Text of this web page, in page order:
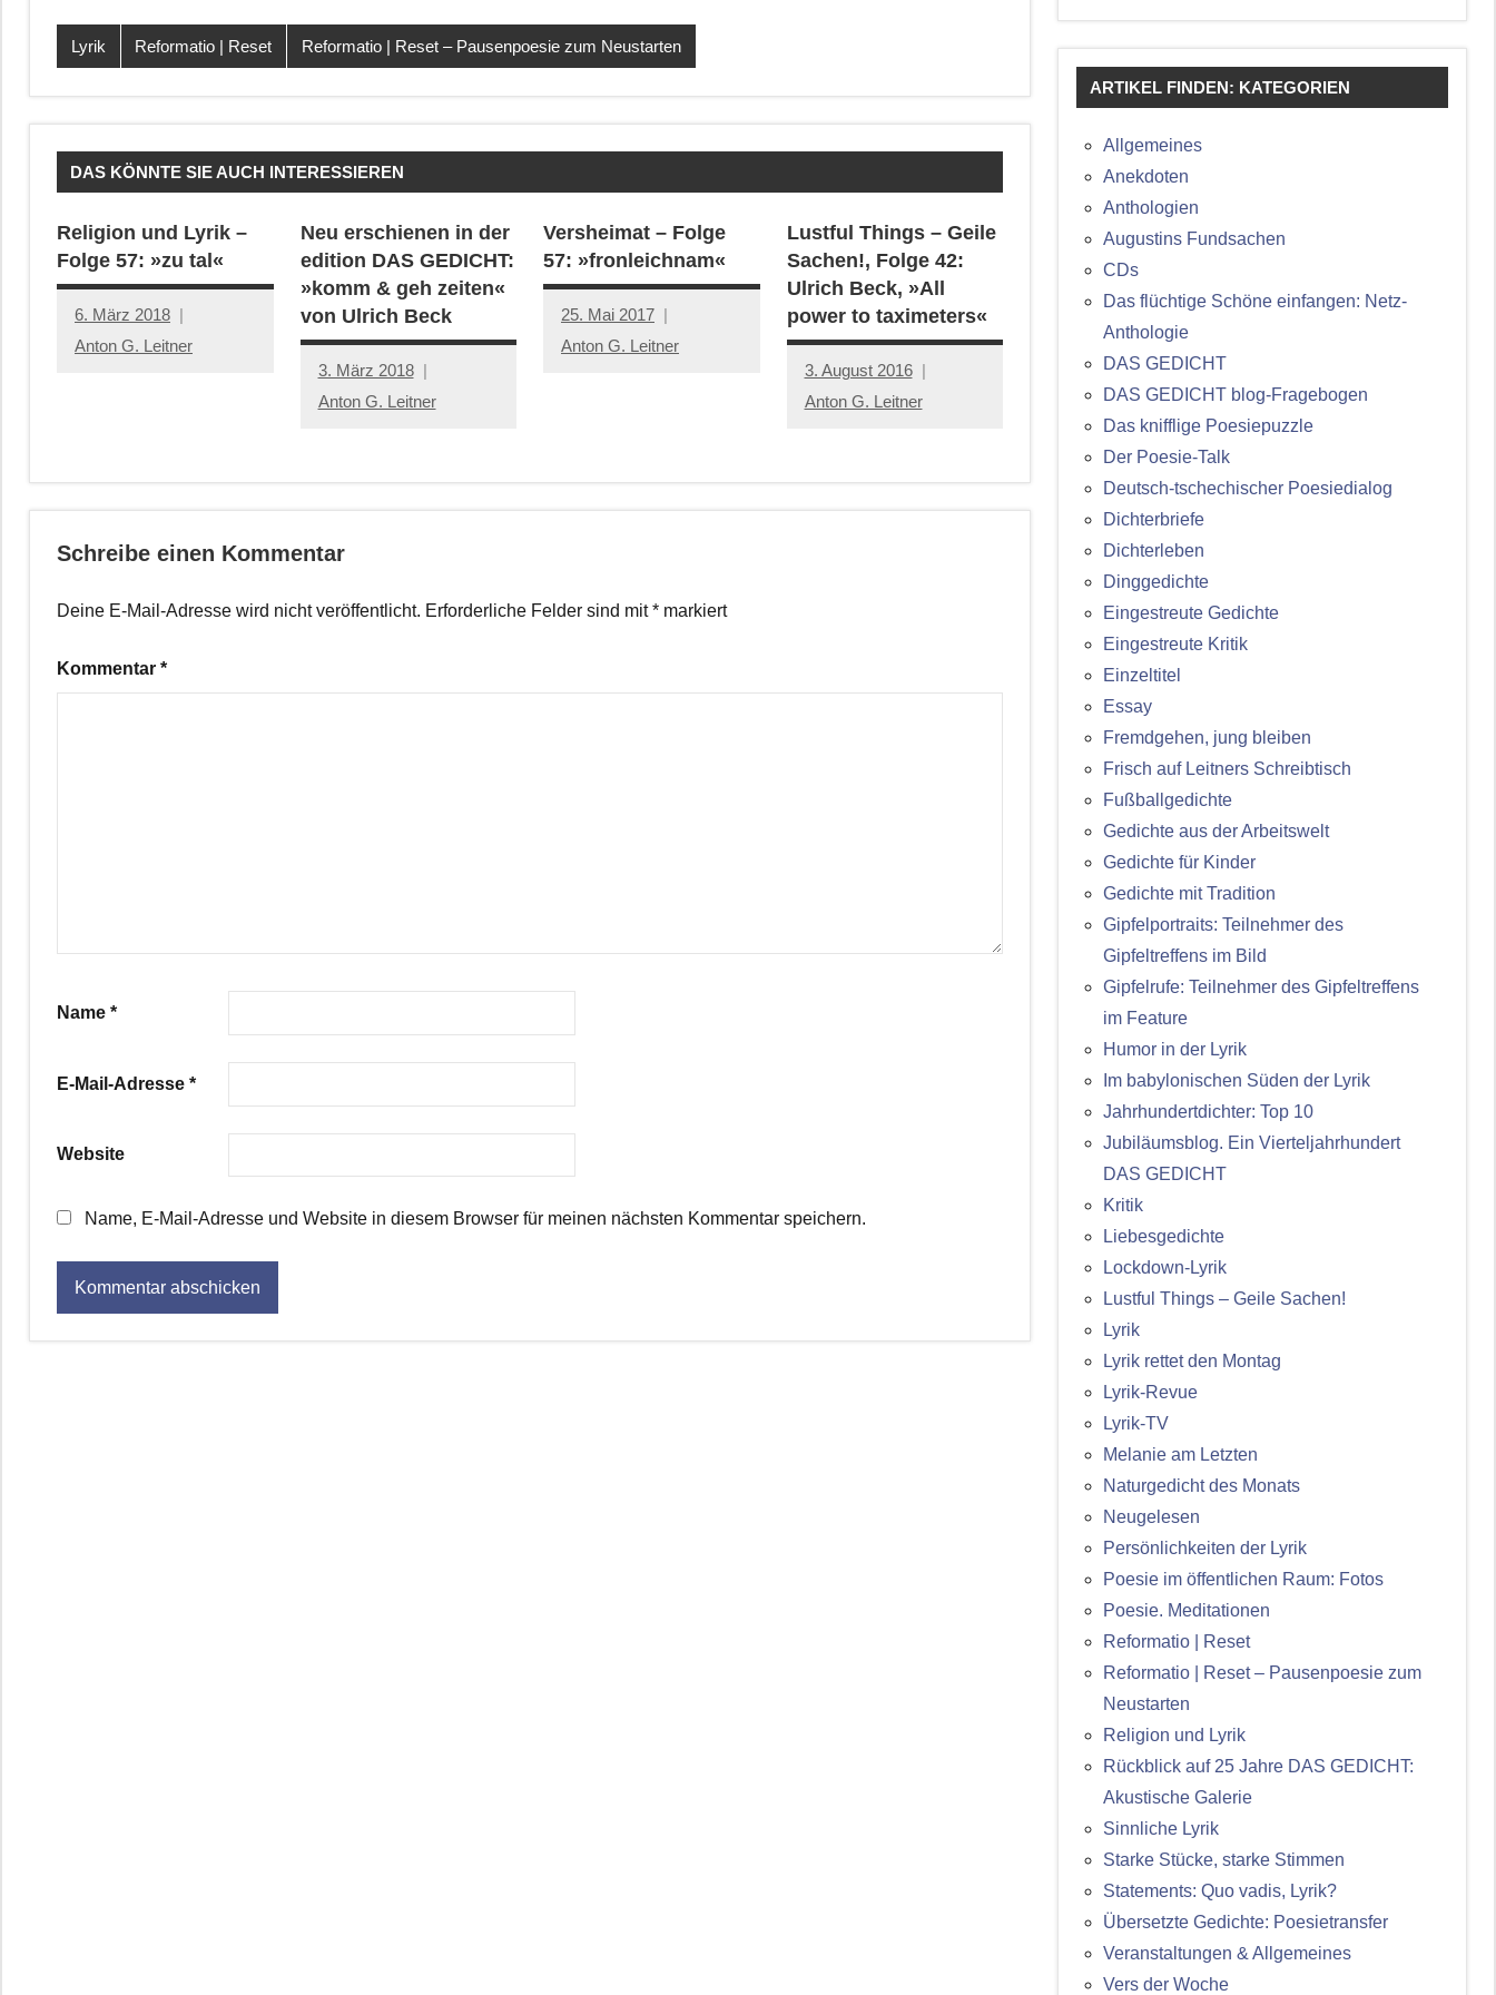
Lyrik Reformatio | Reset Reformatio | Reset – Pausenpoesie zum Neustarten
DAS KÖNNTE SIE AUCH INTERESSIEREN
Religion und Lyrik –
Folge 57: »zu tal«
6. März 2018
Anton G. Leitner
Neu erschienen in der
edition DAS GEDICHT:
»komm & geh zeiten«
von Ulrich Beck
3. März 2018
Anton G. Leitner
Versheimat – Folge
57: »fronleichnam«
25. Mai 2017
Anton G. Leitner
Lustful Things – Geile
Sachen!, Folge 42:
Ulrich Beck, »All
power to taximeters«
3. August 2016
Anton G. Leitner
Schreibe einen Kommentar
Deine E-Mail-Adresse wird nicht veröffentlicht. Erforderliche Felder sind mit* markiert
Kommentar *
Name *
E-Mail-Adresse *
Website
Name, E-Mail-Adresse und Website in diesem Browser für meinen nächsten Kommentar speichern.
ARTIKEL FINDEN: KATEGORIEN
Allgemeines
Anekdoten
Anthologien
Augustins Fundsachen
CDs
Das flüchtige Schöne einfangen: Netz-
Anthologie
DAS GEDICHT
DAS GEDICHT blog-Fragebogen
Das knifflige Poesiepuzzle
Der Poesie-Talk
Deutsch-tschechischer Poesiedialog
Dichterbriefe
Dichterleben
Dinggedichte
Eingestreute Gedichte
Eingestreute Kritik
Einzeltitel
Essay
Fremdgehen, jung bleiben
Frisch auf Leitners Schreibtisch
Fußballgedichte
Gedichte aus der Arbeitswelt
Gedichte für Kinder
Gedichte mit Tradition
Gipfelportraits: Teilnehmer des
Gipfeltreffens im Bild
Gipfelrufe: Teilnehmer des Gipfeltreffens
im Feature
Humor in der Lyrik
Im babylonischen Süden der Lyrik
Jahrhundertdichter: Top 10
Jubiläumsblog. Ein Vierteljahrhundert
DAS GEDICHT
Kritik
Liebesgedichte
Lockdown-Lyrik
Lustful Things – Geile Sachen!
Lyrik
Lyrik rettet den Montag
Lyrik-Revue
Lyrik-TV
Melanie am Letzten
Naturgedicht des Monats
Neugelesen
Persönlichkeiten der Lyrik
Poesie im öffentlichen Raum: Fotos
Poesie. Meditationen
Reformatio | Reset
Reformatio | Reset – Pausenpoesie zum
Neustarten
Religion und Lyrik
Rückblick auf 25 Jahre DAS GEDICHT:
Akustische Galerie
Sinnliche Lyrik
Starke Stücke, starke Stimmen
Statements: Quo vadis, Lyrik?
Übersetzte Gedichte: Poesietransfer
Veranstaltungen & Allgemeines
Vers der Woche